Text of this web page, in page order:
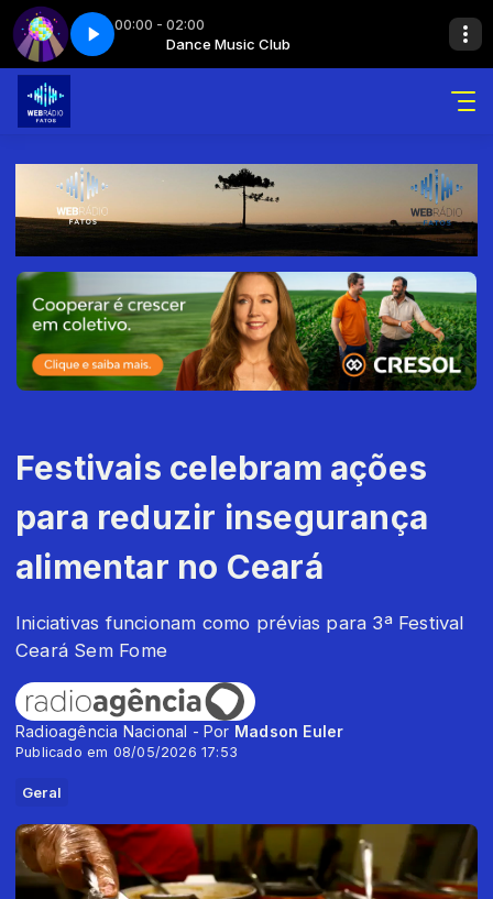
00:00 - 02:00
Dance Music Club
4 Dance music club - Parte 4
Maratona
Festivais celebram ações
para reduzir insegurança
alimentar no Ceará
Iniciativas funcionam como prévias para 3ª Festival
Ceará Sem Fome
Radioagência Nacional - Por Madson Euler
Publicado em 08/05/2026 17:53
Geral